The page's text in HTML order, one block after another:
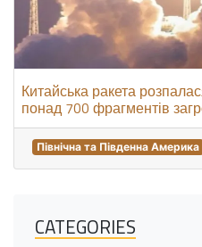
Китайська ракета
понад 700 фрагментів
Північна та Південна Америка
CATEGORIES